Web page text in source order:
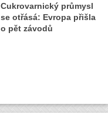
Cukrovarnický průmysl
se otřásá: Evropa přišla
o pět závodů